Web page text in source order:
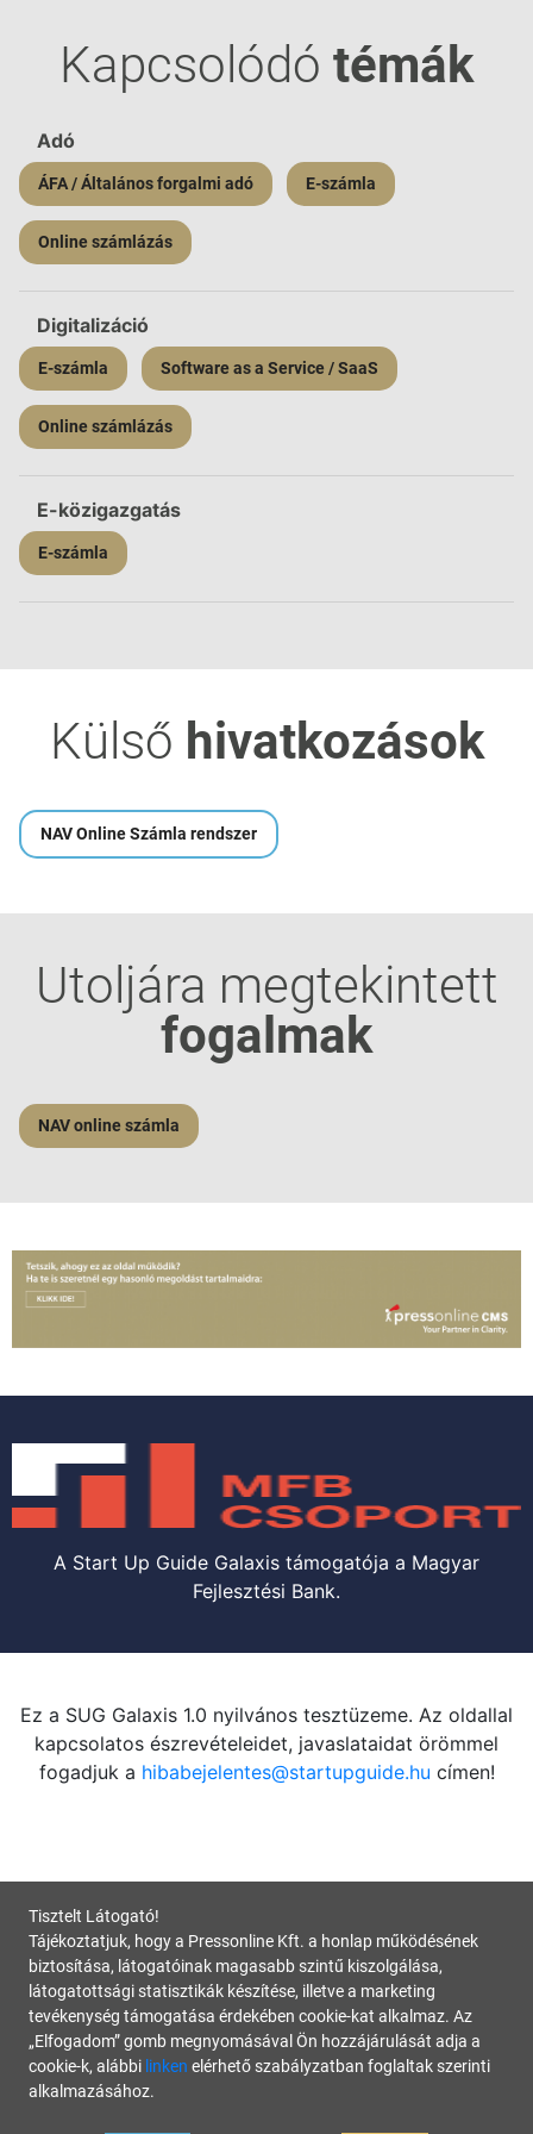
Kapcsolódó témák
Adó
ÁFA / Általános forgalmi adó E-számla
Online számlázás
Digitalizáció
E-számla Software as a Service / SaaS
Online számlázás
E-közigazgatás
E-számla
Külső hivatkozások
NAV Online Számla rendszer
Utoljára megtekintett
fogalmak
NAV online számla
A Start Up Guide Galaxis támogatója a Magyar
Fejlesztési Bank.
Ez a SUG Galaxis 1.0 nyilvános tesztüzeme. Az oldallal
kapcsolatos észrevételeidet, javaslataidat örömmel
fogadjuk a hibabejelentes@startupguide.hu címen!
Tisztelt Látogató!
Tájékoztatjuk, hogy a Pressonline Kft. a honlap működésének
biztosítása, látogatóinak magasabb szintű kiszolgálása,
látogatottsági statisztikák készítése, illetve a marketing
tevékenység támogatása érdekében cookie-kat alkalmaz. Az
„Elfogadom” gomb megnyomásával Ön hozzájárulását adja a
cookie-k, alábbi linken elérhető szabályzatban foglaltak szerinti
alkalmazásához.